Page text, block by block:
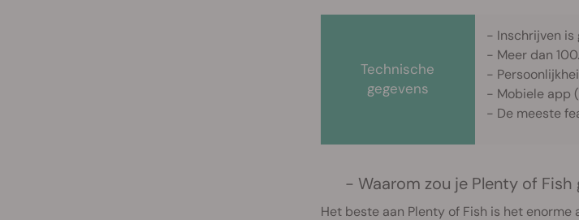
Technische
gegevens
- Inschrijven is
- Meer dan
-
- Mobiele app
- De meeste
- Waarom zou je Plenty of Fish
Het beste aan Plenty of Fish is het